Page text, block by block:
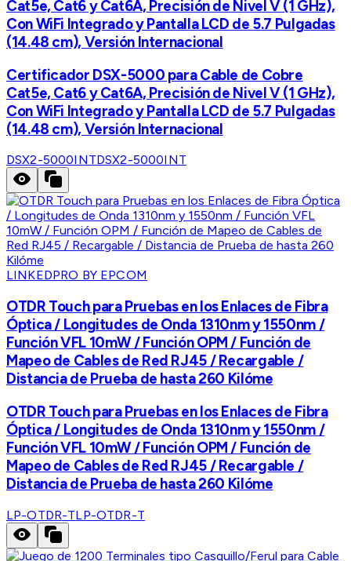
Cat5e, Cat6 y Cat6A, Precisión de Nivel V (1 GHz),
Con WiFi Integrado y Pantalla LCD de 5.7 Pulgadas
(14.48 cm), Versión Internacional
Certificador DSX-5000 para Cable de Cobre
Cat5e, Cat6 y Cat6A, Precisión de Nivel V (1 GHz),
Con WiFi Integrado y Pantalla LCD de 5.7 Pulgadas
(14.48 cm), Versión Internacional
DSX2-5000INTDSX2-5000INT
LINKEDPRO BY EPCOM
OTDR Touch para Pruebas en los Enlaces de Fibra
Óptica / Longitudes de Onda 1310nm y 1550nm /
Función VFL 10mW / Función OPM / Función de
Mapeo de Cables de Red RJ45 / Recargable /
Distancia de Prueba de hasta 260 Kilóme
OTDR Touch para Pruebas en los Enlaces de Fibra
Óptica / Longitudes de Onda 1310nm y 1550nm /
Función VFL 10mW / Función OPM / Función de
Mapeo de Cables de Red RJ45 / Recargable /
Distancia de Prueba de hasta 260 Kilóme
LP-OTDR-TLP-OTDR-T